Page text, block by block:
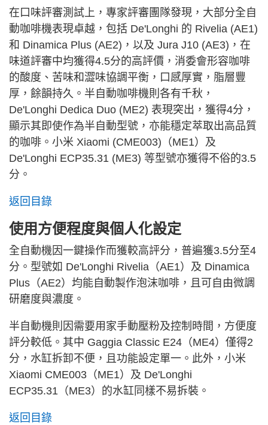
在口味評審測試上，專家評審團隊發現，大部分全自
動咖啡機表現卓越，包括 De'Longhi 的 Rivelia (AE1)
和 Dinamica Plus (AE2)，以及 Jura J10 (AE3)，在
味道評審中均獲得4.5分的高評價，消委會形容咖啡
的酸度、苦味和澀味協調平衡，口感厚實，脂層豐
厚，餘韻持久。半自動咖啡機則各有千秋，
De'Longhi Dedica Duo (ME2) 表現突出，獲得4分，
顯示其即使作為半自動型號，亦能穩定萃取出高品質
的咖啡。小米 Xiaomi (CME003)（ME1）及
De'Longhi ECP35.31 (ME3) 等型號亦獲得不俗的3.5
分。
返回目錄
使用方便程度與個人化設定
全自動機因一鍵操作而獲較高評分，普遍獲3.5分至4
分。型號如 De'Longhi Rivelia（AE1）及 Dinamica
Plus（AE2）均能自動製作泡沫咖啡，且可自由微調
研磨度與濃度。
半自動機則因需要用家手動壓粉及控制時間，方便度
評分較低。其中 Gaggia Classic E24（ME4）僅得2
分，水缸拆卸不便，且功能設定單一。此外，小米
Xiaomi CME003（ME1）及 De'Longhi
ECP35.31（ME3）的水缸同樣不易拆裝。
返回目錄